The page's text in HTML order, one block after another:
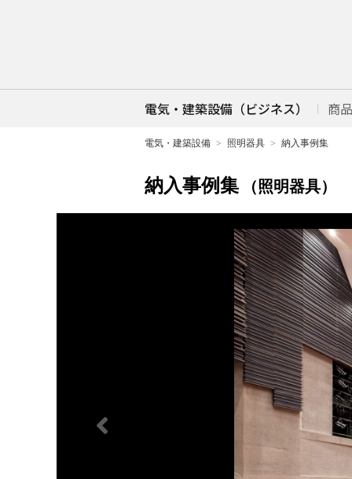
電気・建築設備（ビジネス） 商
電気・建築設備 照明器具 納入事例集
納入事例集 （照明器具）